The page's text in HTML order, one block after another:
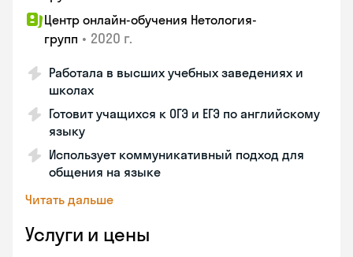
Центр онлайн-обучения Нетология-
групп • 2020 г.
Работала в высших учебных заведениях и
школах
Готовит учащихся к ОГЭ и ЕГЭ по английскому
языку
Использует коммуникативный подход для
общения на языке
Читать дальше
Услуги и цены